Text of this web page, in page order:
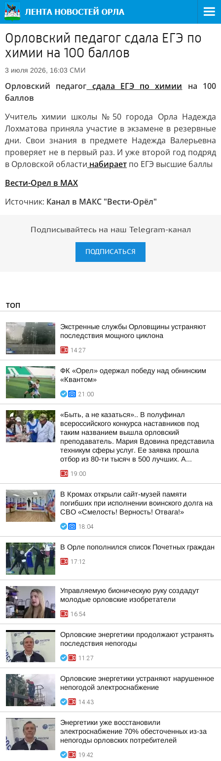
Орловский педагог сдала ЕГЭ по
химии на 100 баллов
3 июля 2026, 16:03 СМИ
Орловский педагог сдала ЕГЭ по химии на 100
баллов
Учитель химии школы №50 города Орла Надежда
Лохматова приняла участие в экзамене в резервные
дни. Свои знания в предмете Надежда Валерьевна
проверяет не в первый раз. И уже второй год подряд
в Орловской области набирает по ЕГЭ высшие баллы
Вести-Орел в МАХ
Источник: Канал в МАКС "Вести-Орёл"
Подписывайтесь на наш Telegram-канал
ПОДПИСАТЬСЯ
ТОП
Экстренные службы Орловщины устраняют
последствия мощного циклона
14:27
ФК «Орел» одержал победу над обнинским
«Квантом»
21:00
«Быть, а не казаться».. В полуфинал
всероссийского конкурса наставников под
таким названием вышла орловский
преподаватель. Мария Вдовина представила
техникум сферы услуг. Ее заявка прошла
отбор из 80-ти тысяч в 500 лучших. А...
19:00
В Кромах открыли сайт-музей памяти
погибших при исполнении воинского долга на
СВО «Смелость! Верность! Отвага!»
18:04
В Орле пополнился список Почетных граждан
17:12
Управляемую бионическую руку создадут
молодые орловские изобретатели
16:54
Орловские энергетики продолжают устранять
последствия непогоды
11:27
Орловские энергетики устраняют нарушенное
непогодой электроснабжение
14:43
Энергетики уже восстановили
электроснабжение 70% обесточенных из-за
непогоды орловских потребителей
19:42